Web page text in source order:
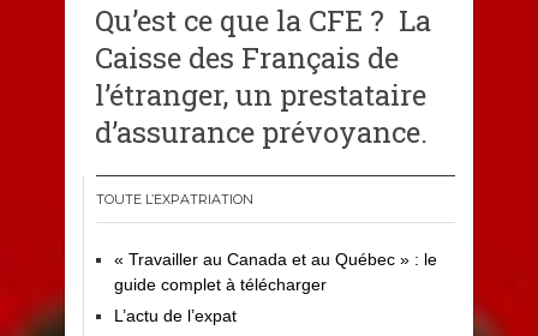
Qu’est ce que la CFE ? La
Caisse des Français de
l’étranger, un prestataire
d’assurance prévoyance.
TOUTE L’EXPATRIATION
« Travailler au Canada et au Québec » : le
guide complet à télécharger
L’actu de l’expat